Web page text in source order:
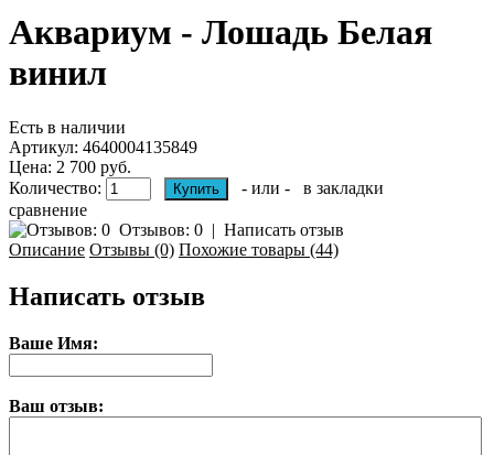
Аквариум - Лошадь Белая
винил
Есть в наличии
Артикул: 4640004135849
Цена: 2 700 руб.
Количество:
- или -
в закладки
сравнение
Отзывов: 0 | Написать отзыв
Описание Отзывы (0) Похожие товары (44)
Написать отзыв
Ваше Имя:
Ваш отзыв: